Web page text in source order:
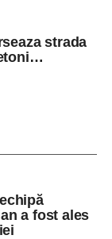
strada
a fost ales